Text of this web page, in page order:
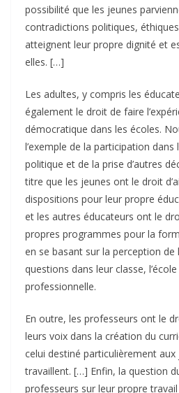
possibilité que les jeunes
contradictions politiques,
atteignent leur propre dignité et
elles. […]
Les adultes, y compris les
également le droit de faire
démocratique dans les écoles.
l’exemple de la participation
politique et de la prise d’autres
titre que les jeunes ont le droit
dispositions pour leur propre
et les autres éducateurs ont le
propres programmes pour la
en se basant sur la perception
questions dans leur classe,
professionnelle.
En outre, les professeurs ont le
leurs voix dans la création du
celui destiné particulièrement aux
travaillent. […] Enfin, la question
professeurs sur leur propre